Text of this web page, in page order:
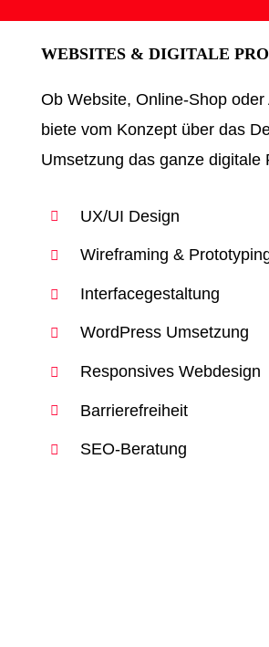
WEBSITES & DIGITALE
Ob Website, Online-Shop oder
biete vom Konzept über das
Umsetzung das ganze digitale
UX/UI Design
Wireframing &
Interfacegestaltung
WordPress Umsetzung
Responsives Webdesign
Barrierefreiheit
SEO-Beratung